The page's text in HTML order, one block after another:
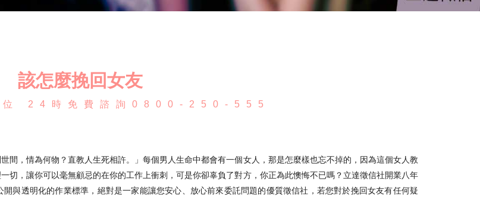
該怎麼挽回女友
位 24時免費諮詢0800-250-555
間，情為何物？直教人生死相許。」每個男人生命中都會有一個女人，那是怎麼樣也忘不掉的，因為這個女人教
切，讓你可以毫無顧忌的在你的工作上衝刺，可是你卻辜負了對方，你正為此懊悔不已嗎？立達徵信社開業八年
與透明化的作業標準，絕對是一家能讓您安心、放心前來委託問題的優質徵信社，若您對於挽回女友有任何疑